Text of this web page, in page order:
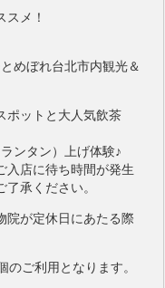
メ！
めぼれ台北市内観光＆
ポットと大人気飲茶
ンタン）上げ体験♪
店に待ち時間が発生
承ください。
が定休日にあたる際
ご利用となります。